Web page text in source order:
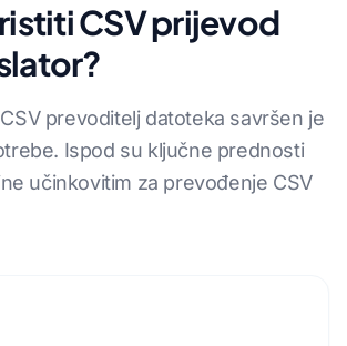
CSV prijevod
prevoditelj datoteka savršen je
Ispod su ključne prednosti
učinkovitim za prevođenje CSV